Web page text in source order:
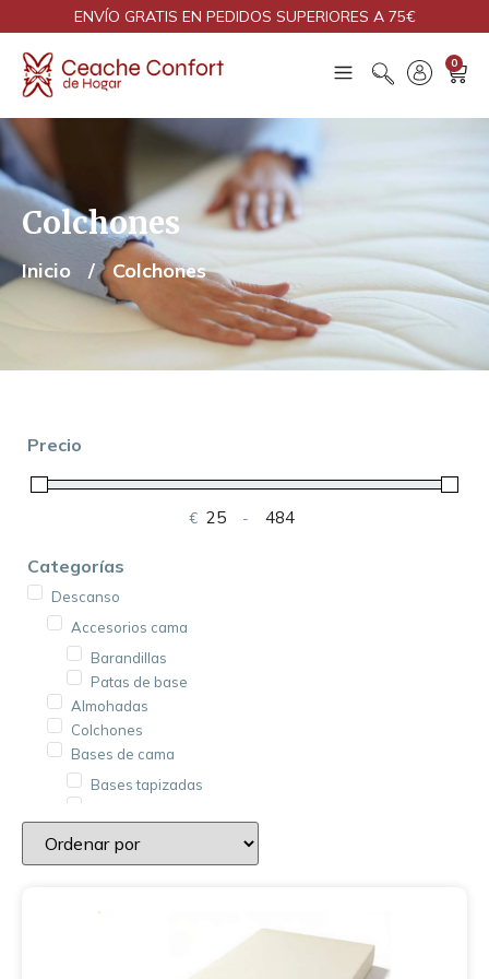
ENVÍO GRATIS EN PEDIDOS SUPERIORES A 75€
0
Colchones
Inicio / Colchones
Precio
€
Minimum Price
-
Maximum Price
Categorías
Descanso
Accesorios cama
Barandillas
Patas de base
Almohadas
Colchones
Bases de cama
Bases tapizadas
Cojines
Ropa de cama
Colchas